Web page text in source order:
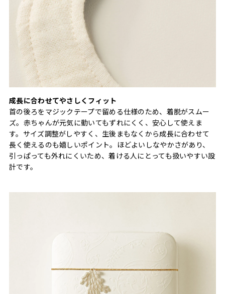
成長に合わせてやさしくフィット
首の後ろをマジックテープで留める仕様のため、着脱がスムー
ズ。赤ちゃんが元気に動いてもずれにくく、安心して使えま
す。サイズ調整がしやすく、生後まもなくから成長に合わせて
長く使えるのも嬉しいポイント。ほどよいしなやかさがあり、
引っぱっても外れにくいため、着ける人にとっても扱いやすい設
計です。